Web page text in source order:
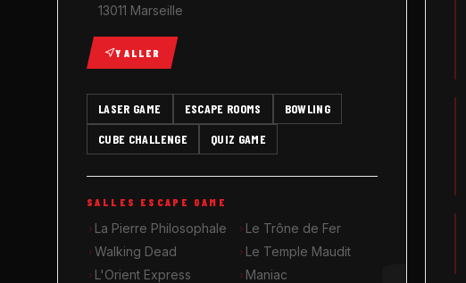
13011 Marseille
Y ALLER
LASER GAME ESCAPE ROOMS
BOWLING
CUBE CHALLENGE
QUIZ GAME
SALLES ESCAPE GAME
La Pierre Philosophale
Le Trône de Fer
Walking Dead
Le Temple Maudit
L'Orient Express
Maniac